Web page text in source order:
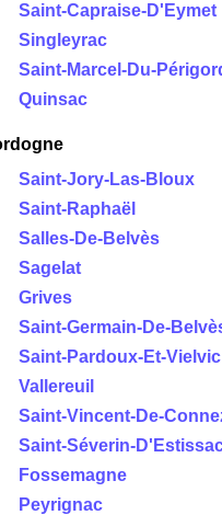
Saint-Capraise-D'Eymet
Singleyrac
Saint-Marcel-Du-
Quinsac
Saint-Jory-Las-Bloux
Saint-Raphaël
Salles-De-Belvès
Sagelat
Grives
Saint-Germain-De-
Saint-Pardoux-Et-Vielvic
Vallereuil
Saint-Vincent-De-
Saint-Séverin-
Fossemagne
Peyrignac